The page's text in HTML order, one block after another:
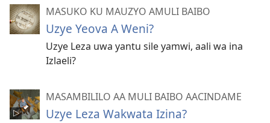
MASUKO KU MAUZYO AMULI BAIBO
Uzye Yeova A Weni?
Uzye Leza uwa yantu sile yamwi, aali wa ina
Izlaeli?
MASAMBILILO AA MULI BAIBO AACINDAME
Uzye Leza Wakwata Izina?